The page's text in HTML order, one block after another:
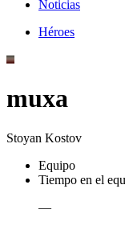
Noticias
Héroes
muxa
Stoyan Kostov
Equipo
Tiempo en el
—